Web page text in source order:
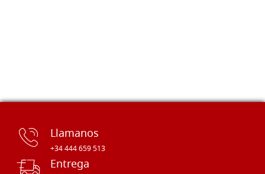
Llamanos
+34 444 659 513
Entrega